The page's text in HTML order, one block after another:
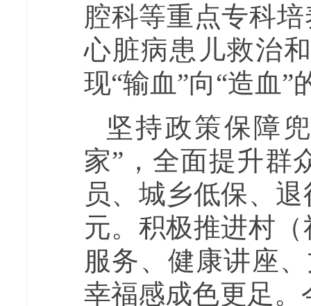
腔科等重点专科
心脏病患儿救治
现“输血”向“造血
坚持政策保障
家”，全面提升群
员、城乡低保、
元。积极推进村
服务、健康讲座
幸福感成色更足。